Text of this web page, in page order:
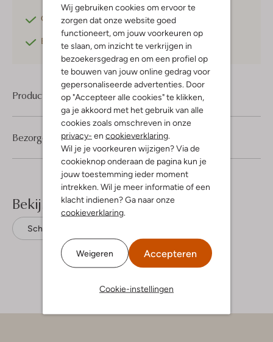
Wij gebruiken cookies om ervoor te
zorgen dat onze website goed
functioneert, om jouw voorkeuren op
te slaan, om inzicht te verkrijgen in
bezoekersgedrag en om een profiel op
te bouwen van jouw online gedrag voor
gepersonaliseerde advertenties. Door
op "Accepteer alle cookies" te klikken,
ga je akkoord met het gebruik van alle
cookies zoals omschreven in onze
privacy- en cookieverklaring.
Wil je je voorkeuren wijzigen? Via de
cookieknop onderaan de pagina kun je
jouw toestemming ieder moment
intrekken. Wil je meer informatie of een
klacht indienen? Ga naar onze
cookieverklaring.
Weigeren Accepteren
Cookie-instellingen
Gratis retournerenbinnen 30 dagen*
Betaal achteraf met Klarna
Product informatie
Bezorgen & retourneren
Bekijk meer
Schoudertassen